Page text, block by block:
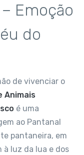
Emoção
do
de vivenciar o
Animais
é uma
ao Pantanal
pantaneira, em
à luz da lua e dos